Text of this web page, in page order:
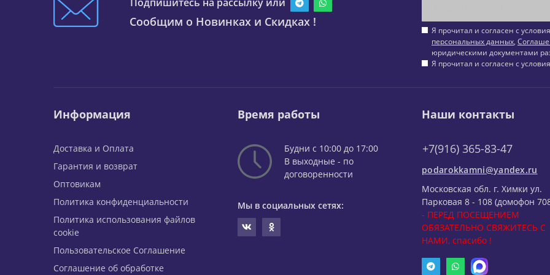
Сообщим о Новинках и Скидках !
Я прочитал и согласен с
персональных данных,
юридическими документами
Я прочитал и согласен с
Информация
Доставка и Оплата
Гарантия и возврат
Оптовикам
Политика конфиденциальности
Политика использования файлов
cookie
Пользовательское Соглашение
Соглашение об обработке
Время работы
Будни с 10:00 до 17:00
В выходные - по
договоренности
Мы в социальных сетях:
Наши контакты
+7(916) 365-83-47
podarokkamni@yandex.ru
Московская обл. г. Химки ул.
Парковая 8 - 108 (домофон
- ПЕРЕД ПОСЕЩЕНИЕМ
ОБЯЗАТЕЛЬНО СВЯЖИТЕСЬ С
НАМИ, спасибо !